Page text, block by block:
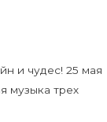
и чудес! 25 мая
музыка трех